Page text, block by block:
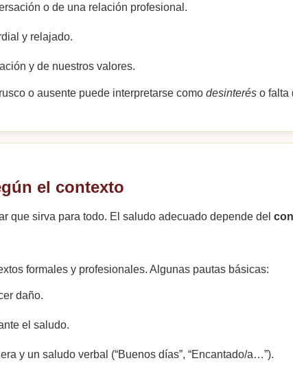
o de una relación profesional.
y relajado.
y de nuestros valores.
o ausente puede interpretarse como desinterés o falta
el contexto
que sirva para todo. El saludo adecuado depende del
formales y profesionales. Algunas pautas básicas:
daño.
el saludo.
y un saludo verbal (“Buenos días”, “Encantado/a…”).